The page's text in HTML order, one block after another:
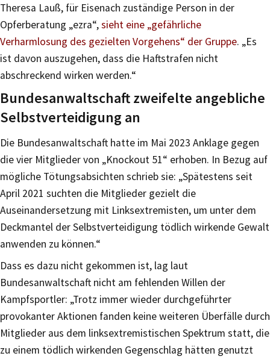
Theresa Lauß, für Eisenach zuständige Person in der
Opferberatung „ezra“,sieht eine „gefährliche
Verharmlosung des gezielten Vorgehens“ der Gruppe. „Es
ist davon auszugehen, dass die Haftstrafen nicht
abschreckend wirken werden.“
Bundesanwaltschaft zweifelte angebliche
Selbstverteidigung an
Die Bundesanwaltschaft hatte im Mai 2023 Anklage gegen
die vier Mitglieder von „Knockout 51“ erhoben. In Bezug auf
mögliche Tötungsabsichten schrieb sie: „Spätestens seit
April 2021 suchten die Mitglieder gezielt die
Auseinandersetzung mit Linksextremisten, um unter dem
Deckmantel der Selbstverteidigung tödlich wirkende Gewalt
anwenden zu können.“
Dass es dazu nicht gekommen ist, lag laut
Bundesanwaltschaft nicht am fehlenden Willen der
Kampfsportler: „Trotz immer wieder durchgeführter
provokanter Aktionen fanden keine weiteren Überfälle durch
Mitglieder aus dem linksextremistischen Spektrum statt, die
zu einem tödlich wirkenden Gegenschlag hätten genutzt